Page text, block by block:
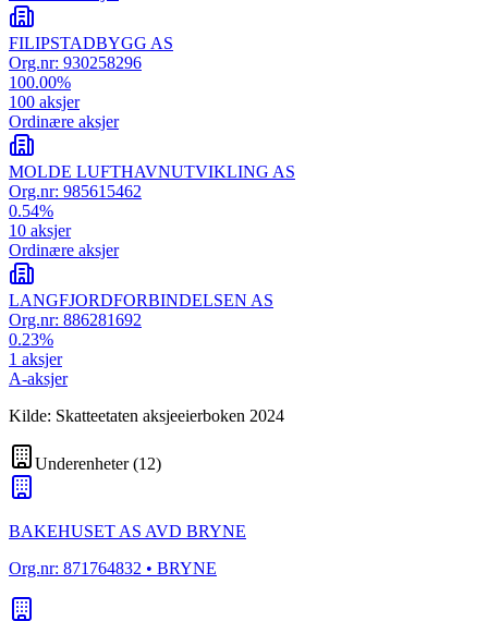
FILIPSTADBYGG AS
Org.nr: 930258296
100.00%
100 aksjer
Ordinære aksjer
MOLDE LUFTHAVNUTVIKLING AS
Org.nr: 985615462
0.54%
10 aksjer
Ordinære aksjer
LANGFJORDFORBINDELSEN AS
Org.nr: 886281692
0.23%
1 aksjer
A-aksjer
Kilde: Skatteetaten aksjeeierboken 2024
Underenheter(12)
BAKEHUSET AS AVD BRYNE
Org.nr: 871764832 • BRYNE